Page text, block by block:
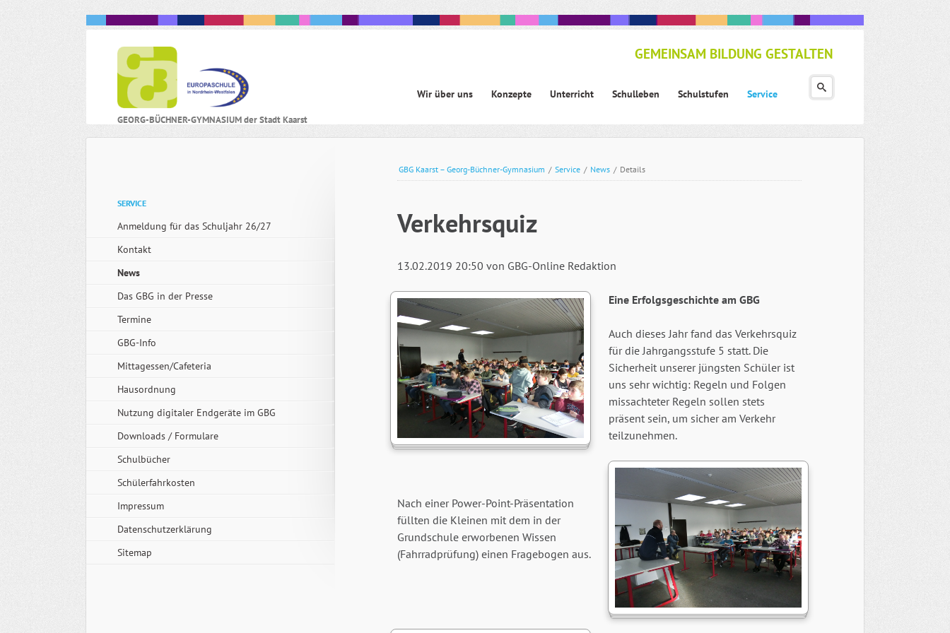
GEORG-BÜCHNER-GYMNASIUM der Stadt Kaarst
Navigation
Wir über uns Konzepte Unterricht Schulleben Schulstufen Service
Navigation
GEMEINSAM BILDUNG GESTALTEN
GBG Kaarst – Georg-Büchner-Gymnasium / Service / News / Details
Verkehrsquiz
13.02.2019 20:50 von GBG-Online Redaktion
Eine Erfolgsgeschichte am GBG
Auch dieses Jahr fand das Verkehrsquiz
für die Jahrgangsstufe 5 statt. Die
Sicherheit unserer jüngsten Schüler ist
uns sehr wichtig: Regeln und Folgen
missachteter Regeln sollen stets
präsent sein, um sicher am Verkehr
teilzunehmen.
Nach einer Power-Point-Präsentation
füllten die Kleinen mit dem in der
Grundschule erworbenen Wissen
(Fahrradprüfung) einen Fragebogen aus.
Navigation
SERVICE
Anmeldung für das Schuljahr 26/27
Kontakt
News
Das GBG in der Presse
Termine
GBG-Info
Mittagessen/Cafeteria
Hausordnung
Nutzung digitaler Endgeräte im GBG
Downloads / Formulare
Schulbücher
Schülerfahrkosten
Impressum
Datenschutzerklärung
Sitemap